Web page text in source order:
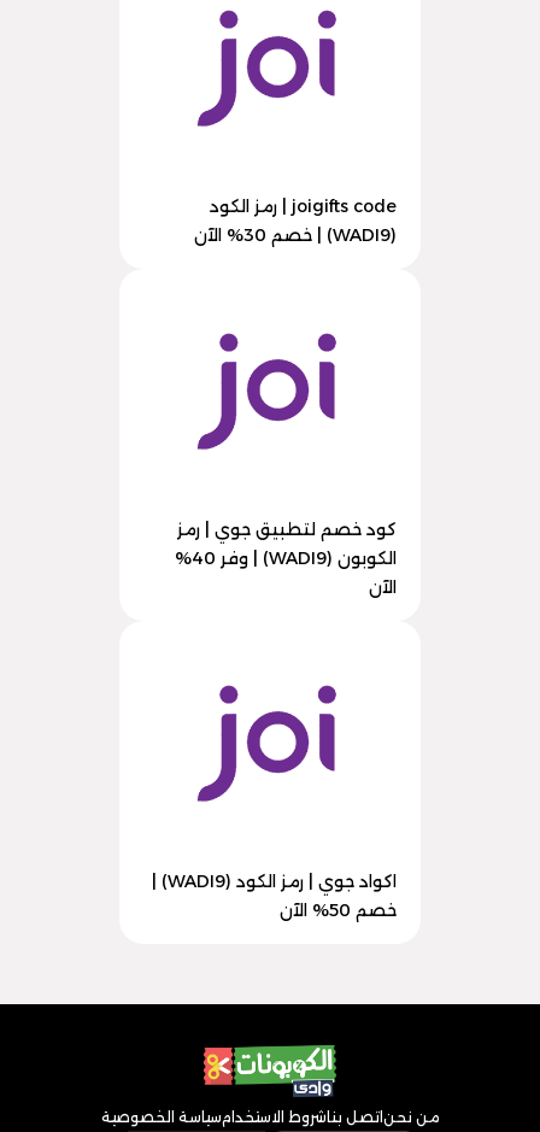
joigifts code | رمز الكود
(WADI9) | خصم 30% الآن
كود خصم لتطبيق جوي | رمز
الكوبون (WADI9) | وفر 40%
الآن
اكواد جوي | رمز الكود (WADI9) |
خصم 50% الآن
من نحن اتصل بنا شروط الاستخدامسياسة الخصوصية